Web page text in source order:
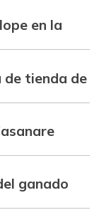
-
+14,83%
en la
de tienda de
ganado